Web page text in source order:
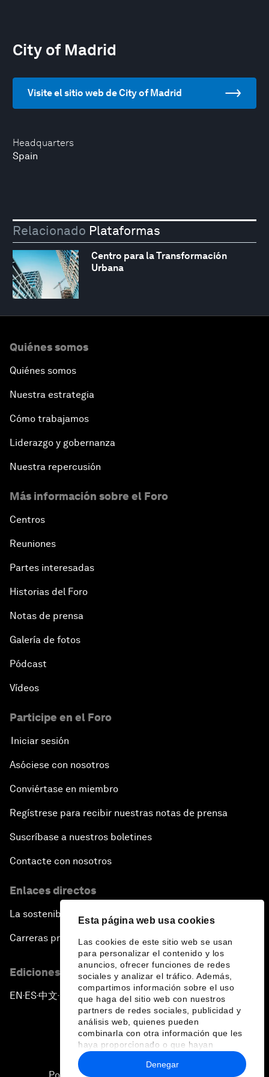
Esta página web usa cookies
Las cookies de este sitio web se usan
para personalizar el contenido y los
anuncios, ofrecer funciones de redes
sociales y analizar el tráfico. Además,
compartimos información sobre el uso
que haga del sitio web con nuestros
partners de redes sociales, publicidad y
análisis web, quienes pueden
combinarla con otra información que les
haya proporcionado o que hayan
recopilado a partir del uso que haya
hecho de sus servicios.
Denegar
Headquarters
Spain
City of Madrid
Visite el sitio web de City of Madrid
Relacionado Plataformas
Centro para la Transformación
Urbana
Quiénes somos
Quiénes somos
Nuestra estrategia
Cómo trabajamos
Liderazgo y gobernanza
Nuestra repercusión
Más información sobre el Foro
Centros
Reuniones
Partes interesadas
Historias del Foro
Notas de prensa
Galería de fotos
Pódcast
Vídeos
Participe en el Foro
Iniciar sesión
Asóciese con nosotros
Conviértase en miembro
Regístrese para recibir nuestras notas de prensa
Suscríbase a nuestros boletines
Contacte con nosotros
Enlaces directos
La sostenibilidad en el Foro
Carreras profesionales
Ediciones en otros idiomas
EN ▪ES▪中文▪ 日本語